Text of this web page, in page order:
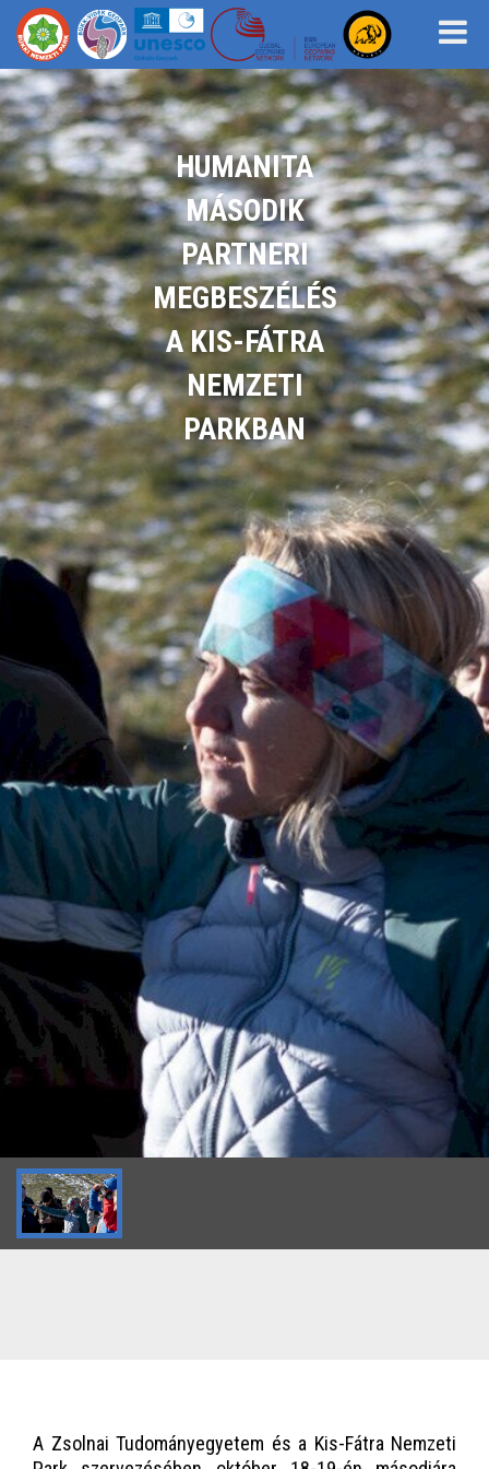
HUMANITA
MÁSODIK
PARTNERI
MEGBESZÉLÉS
A KIS-FÁTRA
NEMZETI
PARKBAN
A Zsolnai Tudományegyetem és a Kis-Fátra Nemzeti